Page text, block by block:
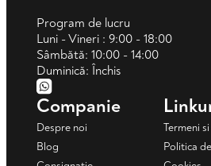
Program de lucru
Luni - Vineri : 9:00 - 18:00
Sâmbătă: 10:00 - 14:00
Duminică: Închis
Companie
Despre noi
Blog
Termeni
Politica